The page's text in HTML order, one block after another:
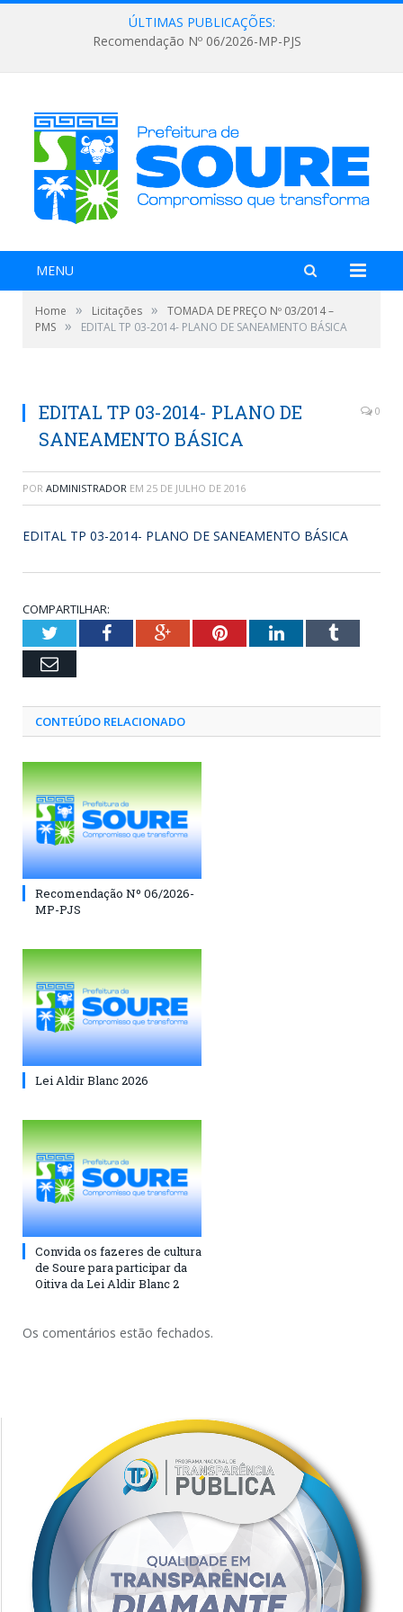
ÚLTIMAS PUBLICAÇÕES:
Recomendação Nº 06/2026-MP-PJS
MENU
Home » Licitações »
TOMADA DE PREÇO Nº 03/2014 –
PMS » EDITAL TP 03-2014- PLANO DE SANEAMENTO BÁSICA
EDITAL TP 03-2014- PLANO DE
SANEAMENTO BÁSICA
0
POR ADMINISTRADOR EM 25 DE JULHO DE 2016
EDITAL TP 03-2014- PLANO DE SANEAMENTO BÁSICA
COMPARTILHAR:
TwitterFacebookGoogle+PinterestLinkedInTumblr
Email
CONTEÚDO RELACIONADO
Recomendação Nº 06/2026-
MP-PJS
Lei Aldir Blanc 2026
Convida os fazeres de cultura
de Soure para participar da
Oitiva da Lei Aldir Blanc 2
Os comentários estão fechados.